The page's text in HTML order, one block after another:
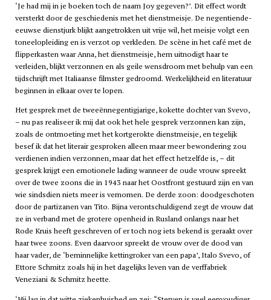
‘Je had mij in je boeken toch de naam Joy gegeven?’. Dit effect wordt
versterkt door de geschiedenis met het dienstmeisje. De negentiende-
eeuwse dienstjurk blijkt aangetrokken uit vrije wil, het meisje volgt een
toneelopleiding en is verzot op verkleden. De scène in het café met de
flipperkasten waar Anna, het dienstmeisje, hem uitnodigt haar te
verleiden, blijkt verzonnen en als geile wensdroom met behulp van een
tijdschrijft met Italiaanse filmster gedroomd. Werkelijkheid en literatuur
beginnen in elkaar over te lopen.
Het gesprek met de tweeënnegentigjarige, kokette dochter van Svevo,
– nu pas realiseer ik mij dat ook het hele gesprek verzonnen kan zijn,
zoals de ontmoeting met het kortgerokte dienstmeisje, en tegelijk
besef ik dat het literair gesproken alleen maar meer bewondering zou
verdienen indien verzonnen, maar dat het effect hetzelfde is, – dit
gesprek krijgt een emotionele lading wanneer de oude vrouw spreekt
over de twee zoons die in 1943 naar het Oostfront gestuurd zijn en van
wie sindsdien niets meer is vernomen. De derde zoon: doodgeschoten
door de partizanen van Tito. Bijna verontschuldigend zegt de vrouw dat
ze in verband met de grotere openheid in Rusland onlangs naar het
Rode Kruis heeft geschreven of er toch nog iets bekend is geraakt over
haar twee zoons. Even daarvoor spreekt de vrouw over de dood van
haar vader, de ‘beminnelijke kettingroker van een papa’, Italo Svevo, of
Ettore Schmitz zoals hij in het dagelijks leven van de verffabriek
Veneziani & Schmitz heette.